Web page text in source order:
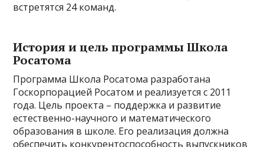
встретятся 24 команд.
История и цель программы Школа
Росатома
Программа Школа Росатома разработана
Госкорпорацией Росатом и реализуется с 2011
года. Цель проекта – поддержка и развитие
естественно-научного и математического
образования в школе. Его реализация должна
обеспечить конкурентоспособность выпускников